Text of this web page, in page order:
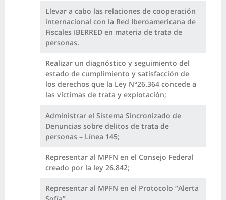
Llevar a cabo las relaciones de cooperación
internacional con la Red Iberoamericana de
Fiscales IBERRED en materia de trata de
personas.
Realizar un diagnóstico y seguimiento del
estado de cumplimiento y satisfacción de
los derechos que la Ley N°26.364 concede a
las víctimas de trata y explotación;
Administrar el Sistema Sincronizado de
Denuncias sobre delitos de trata de
personas – Línea 145;
Representar al MPFN en el Consejo Federal
creado por la ley 26.842;
Representar al MPFN en el Protocolo “Alerta